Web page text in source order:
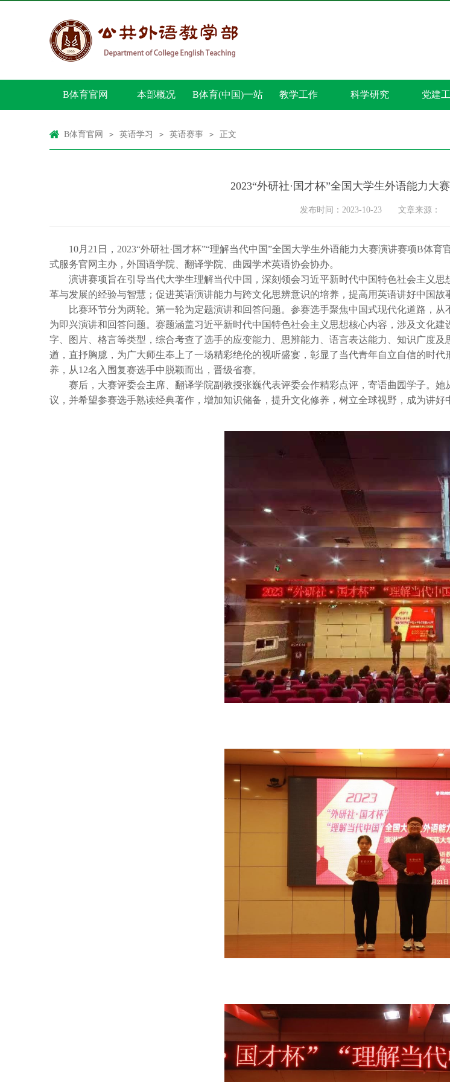
B体育官网 本部概况 B体育(中国)一站 教学工作 科学研究 党建
B体育官网 > 英语学习 > 英语赛事 > 正文
2023“外研社·国才杯”全国大学生外语能力大
发布时间：2023-10-23 文章来源：
10月21日，2023“外研社·国才杯”“理解当代中国”全国大学生外语能力大赛演讲赛项B体
式服务官网主办，外国语学院、翻译学院、曲园学术英语协会协办。
演讲赛项旨在引导当代大学生理解当代中国，深刻领会习近平新时代中国特色社会主义
革与发展的经验与智慧；促进英语演讲能力与跨文化思辨意识的培养，提高用英语讲好中国故
比赛环节分为两轮。第一轮为定题演讲和回答问题。参赛选手聚焦中国式现代化道路，
为即兴演讲和回答问题。赛题涵盖习近平新时代中国特色社会主义思想核心内容，涉及文化
字、图片、格言等类型，综合考查了选手的应变能力、思辨能力、语言表达能力、知识广度
遒，直抒胸臆，为广大师生奉上了一场精彩绝伦的视听盛宴，彰显了当代青年自立自信的时
养，从12名入围复赛选手中脱颖而出，晋级省赛。
赛后，大赛评委会主席、翻译学院副教授张巍代表评委会作精彩点评，寄语曲园学子。
议，并希望参赛选手熟读经典著作，增加知识储备，提升文化修养，树立全球视野，成为讲好